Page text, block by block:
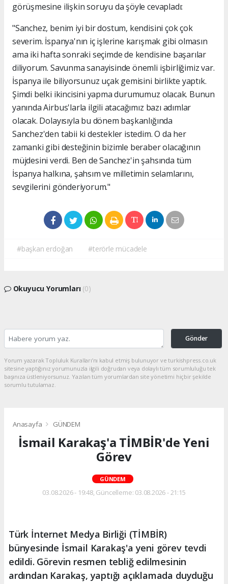
görüşmesine ilişkin soruyu da şöyle cevapladı:
"Sanchez, benim iyi bir dostum, kendisini çok çok
severim. İspanya'nın iç işlerine karışmak gibi olmasın
ama iki hafta sonraki seçimde de kendisine başarılar
diliyorum. Savunma sanayisinde önemli işbirliğimiz var.
İspanya ile biliyorsunuz uçak gemisini birlikte yaptık.
Şimdi belki ikincisini yapma durumumuz olacak. Bunun
yanında Airbus'larla ilgili atacağımız bazı adımlar
olacak. Dolayısıyla bu dönem başkanlığında
Sanchez'den tabii ki destekler istedim. O da her
zamanki gibi desteğinin bizimle beraber olacağının
müjdesini verdi. Ben de Sanchez'in şahsında tüm
İspanya halkına, şahsım ve milletimin selamlarını,
sevgilerini gönderiyorum."
#başkan erdoğan #terörle mücadele
Okuyucu Yorumları (0)
Gönder
Yorum yazarak Topluluk Kuralları’nı kabul etmiş bulunuyor ve turkishpress.co.uk
sitesine yaptığınız yorumunuzla ilgili doğrudan veya dolaylı tüm sorumluluğu tek
başınıza üstleniyorsunuz. Yazılan tüm yorumlardan site yönetimi hiçbir şekilde
sorumlu tutulamaz.
Anasayfa GÜNDEM
İsmail Karakaş'a TİMBİR'de Yeni
Görev
GÜNDEM
03.08.2026 - 19:48, Güncelleme: 03.08.2026 - 21:15
Türk İnternet Medya Birliği (TİMBİR)
bünyesinde İsmail Karakaş'a yeni görev tevdi
edildi. Görevin resmen tebliğ edilmesinin
ardından Karakaş, yaptığı açıklamada duyduğu